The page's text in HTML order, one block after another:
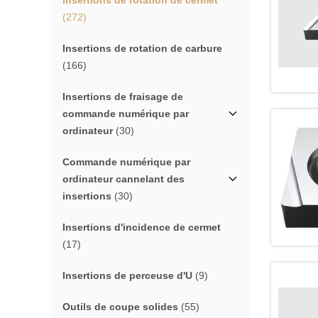
(272)
Insertions de rotation de carbure
(166)
Insertions de fraisage de
commande numérique par
ordinateur(30)
Commande numérique par
ordinateur cannelant des
insertions (30)
Insertions d'incidence de cermet
(17)
Insertions de perceuse d'U (9)
Outils de coupe solides (55)